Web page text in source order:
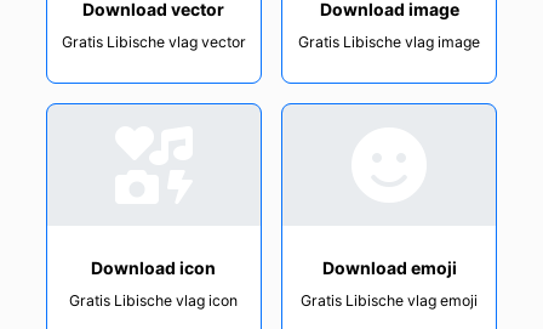
Download vector
Gratis Libische vlag vector
Download image
Gratis Libische vlag image
Download icon
Gratis Libische vlag icon
Download emoji
Gratis Libische vlag emoji